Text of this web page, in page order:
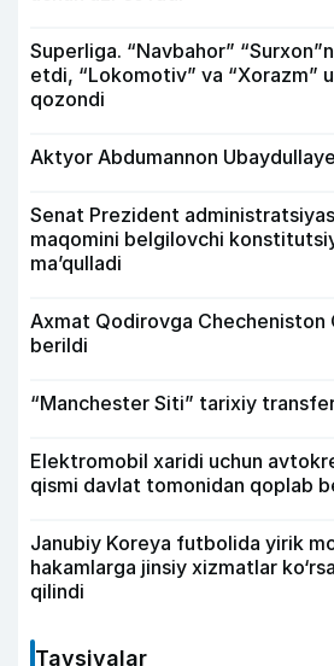
Superliga. “Navbahor”
etdi, “Lokomotiv” va “Xorazm”
qozondi
Aktyor Abdu­mannon
Senat Prezident
maqomini belgilovchi
ma’qulladi
Axmat Qodirovga Checheniston
berildi
“Manchester Siti” tarixiy
Elektromobil xaridi uchun
qismi davlat tomonidan qoplab
Janubiy Koreya futbolida yirik
hakamlarga jinsiy xizmatlar
qilindi
Tavsiyalar